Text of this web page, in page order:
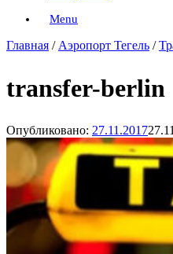
Menu
Главная / Аэропорт Тегель /
transfer-berlin
Опубликовано: 27.11.2017